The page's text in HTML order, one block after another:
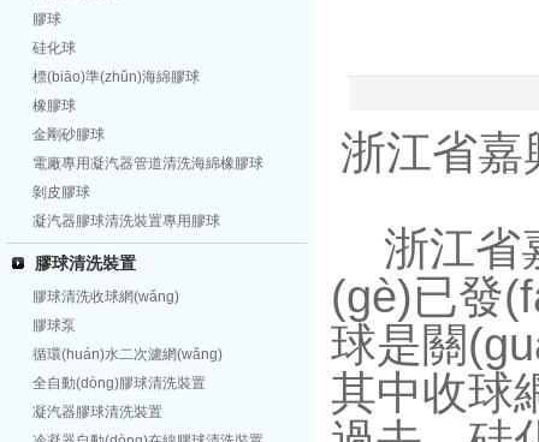
膠球
硅化球
標(biāo)準(zhǔn)海綿膠球
橡膠球
金剛砂膠球
電廠專用凝汽器管道清洗海綿橡膠球
剝皮膠球
凝汽器膠球清洗裝置專用膠球
膠球清洗裝置
膠球清洗收球網(wǎng)
膠球泵
循環(huán)水二次濾網(wǎng)
全自動(dòng)膠球清洗裝置
凝汽器膠球清洗裝置
浙江省嘉
浙江省
(gè)已發
球是關
其中收球